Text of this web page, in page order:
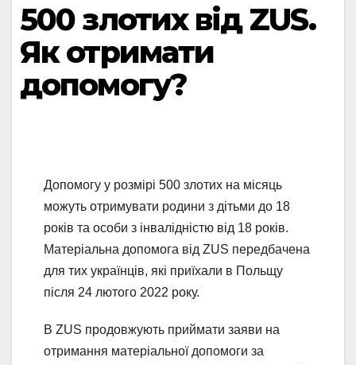
500 злотих від ZUS.
Як отримати
допомогу?
Допомогу у розмірі 500 злотих на місяць
можуть отримувати родини з дітьми до 18
років та особи з інвалідністю від 18 років.
Матеріальна допомога від ZUS передбачена
для тих українців, які приїхали в Польщу
після 24 лютого 2022 року.
В ZUS продовжують приймати заяви на
отримання матеріальної допомоги за